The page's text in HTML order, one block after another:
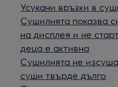
Усукани връзки в
Сушилнята показва
на дисплея и не
деца е активна
Сушилнята не
суши твърде дълго